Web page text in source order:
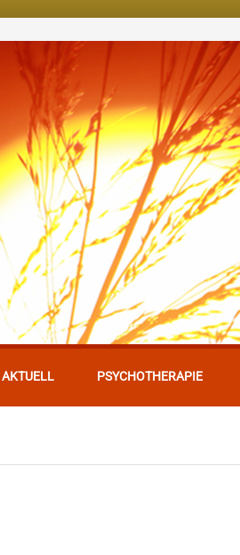
AKTUELL PSYCHOTHERAPIE